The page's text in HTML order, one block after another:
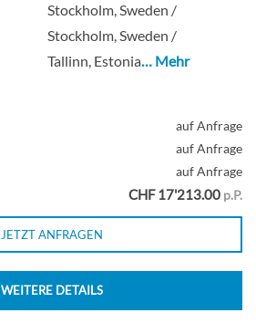
Stockholm, Sweden /
Stockholm, Sweden /
Tallinn, Estonia… Mehr
auf Anfrage
auf Anfrage
auf Anfrage
CHF 17'213.00 p.P.
JETZT ANFRAGEN
WEITERE DETAILS